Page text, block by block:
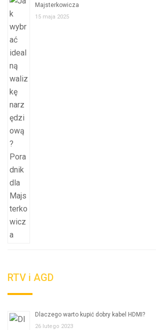
Majsterkowicza
15 maja 2025
RTV i AGD
Dlaczego warto kupić dobry kabel HDMI?
26 lutego 2023